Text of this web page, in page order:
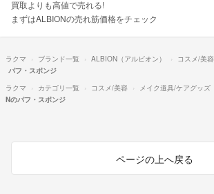
買取よりも高値で売れる!
まずはALBIONの売れ筋価格をチェック
ラクマ ブランド一覧 ALBION（アルビオン） コスメ/美容
パフ・スポンジ
ラクマ
カテゴリ一覧 コスメ/美容 メイク道具/ケアグッズ
Nのパフ・スポンジ
ページの上へ戻る